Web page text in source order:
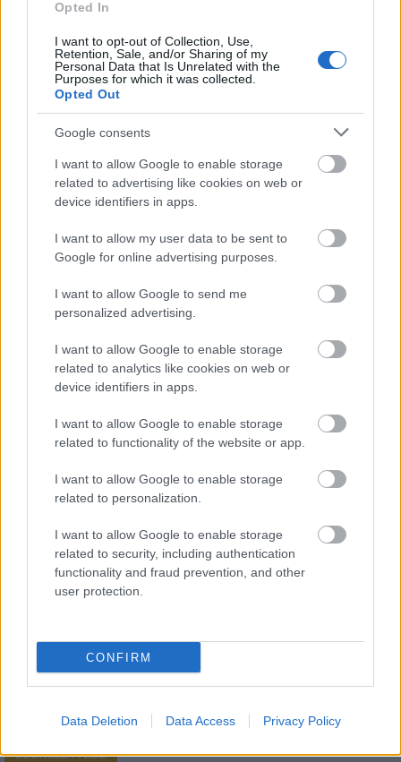
Opted In
I want to opt-out of Collection, Use,
Retention, Sale, and/or Sharing of my
Personal Data that Is Unrelated with the
Purposes for which it was collected.
Opted Out
Google consents
I want to allow Google to enable storage
related to advertising like cookies on web or
device identifiers in apps.
I want to allow my user data to be sent to
Google for online advertising purposes.
I want to allow Google to send me
personalized advertising.
I want to allow Google to enable storage
related to analytics like cookies on web or
device identifiers in apps.
I want to allow Google to enable storage
related to functionality of the website or app.
I want to allow Google to enable storage
related to personalization.
I want to allow Google to enable storage
related to security, including authentication
functionality and fraud prevention, and other
user protection.
CONFIRM
Data Deletion Data Access Privacy Policy
mesél – megújul a tatai Angolkert
M1 bővítés: már zajlik a teljesen új
Bicske Kelet csomópont építése
Új gyalogosátkelők és jelzőlámpás
csomópont épül Angyalföldön
Másfélszeresére bővítik
iskoláját
E-mail cím
szabályzatot!
FELIRATKOZÁS
LEGNÉZETTEBB